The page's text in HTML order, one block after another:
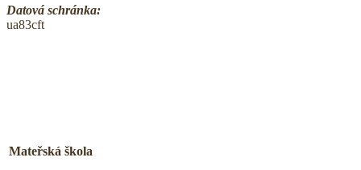
Datová schránka:
ua83cft
Mateřská škola